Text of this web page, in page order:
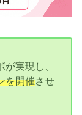
実現し、
を開催させ